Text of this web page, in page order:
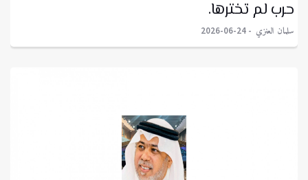
حرب لم تخترها.
سلمان العنزي 2026-06-24